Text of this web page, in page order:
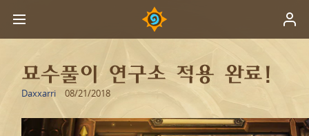
묘수풀이 연구소 적용 완료!
Daxxarri 08/21/2018